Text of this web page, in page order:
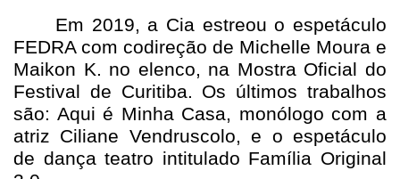
Em 2019, a Cia estreou o espetáculo
FEDRA com codireção de Michelle Moura e
Maikon K. no elenco, na Mostra Oficial do
Festival de Curitiba. Os últimos trabalhos
são: Aqui é Minha Casa, monólogo com a
atriz Ciliane Vendruscolo, e o espetáculo
de dança teatro intitulado Família Original